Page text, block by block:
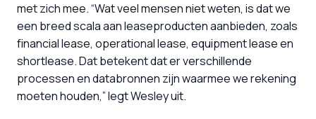
met zich mee. “Wat veel mensen niet weten, is dat we
een breed scala aan leaseproducten aanbieden, zoals
financial lease, operational lease, equipment lease en
shortlease. Dat betekent dat er verschillende
processen en databronnen zijn waarmee we rekening
moeten houden,” legt Wesley uit.